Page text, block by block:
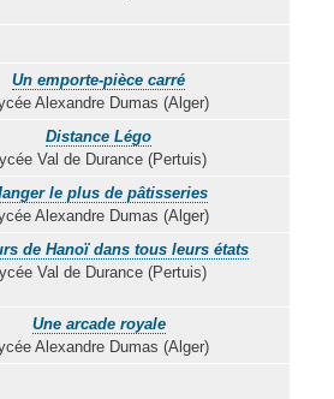
Un emporte-pièce carré
Alexandre Dumas (Alger)
Distance Légo
Val de Durance (Pertuis)
le plus de pâtisseries
Alexandre Dumas (Alger)
de Hanoï dans tous leurs états
Val de Durance (Pertuis)
Une arcade royale
Alexandre Dumas (Alger)